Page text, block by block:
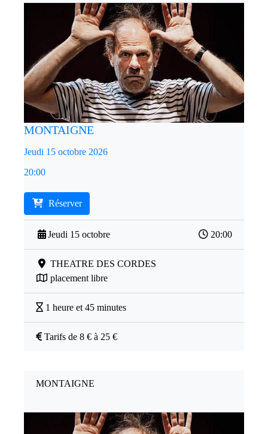
MONTAIGNE
Jeudi 15 octobre 2026
20:00
Réserver
Jeudi 15 octobre 20:00
THEATRE DES CORDES
placement libre
1 heure et 45 minutes
Tarifs de 8 € à 25 €
MONTAIGNE